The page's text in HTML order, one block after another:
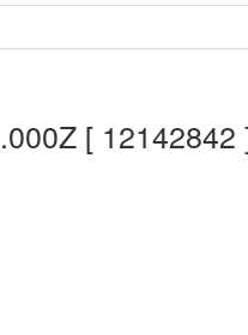
[ 12142842